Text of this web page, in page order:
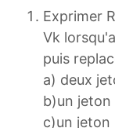
Exprimer
Vk
puis
a) deux
b)un
c)un jeton